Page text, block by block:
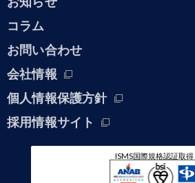
コラム
お問い合わせ
会社情報
個人情報保護方針
採用情報サイト
ISMS国際規格認証取得